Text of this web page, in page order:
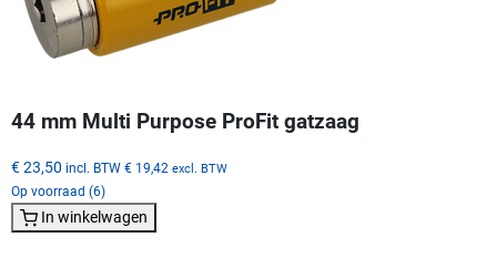
44 mm Multi Purpose ProFit gatzaag
€ 23,50 incl. BTW € 19,42 excl. BTW
Op voorraad (6)
In winkelwagen